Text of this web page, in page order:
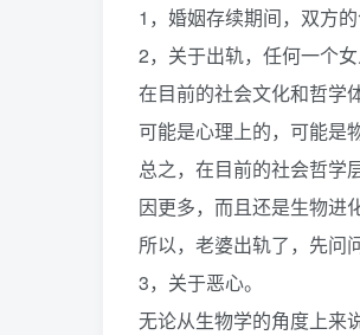
1，婚姻存续期间，双方
2，关于出轨，任何一个
在目前的社会文化和哲学
可能是心理上的，可能是
总之，在目前的社会哲学
因更多，而且还是生物进
所以，老婆出轨了，先问
3，关于恶心。
无论从生物学的角度上来